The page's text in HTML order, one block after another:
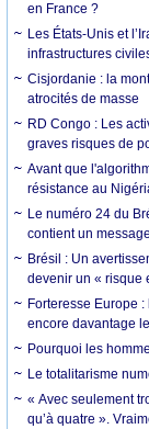
en France ?
Les États-Unis et
infrastructures
Cisjordanie : la
atrocités de masse
RD Congo : Les
graves risques de
Avant que
résistance au
Le numéro 24 du
contient un
Brésil : Un
devenir un « risque
Forteresse Europe
encore davantage
Pourquoi les
Le totalitarisme
« Avec seulement
qu’à quatre ».